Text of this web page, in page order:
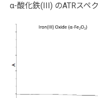
α-酸化鉄(III) のATRスペ